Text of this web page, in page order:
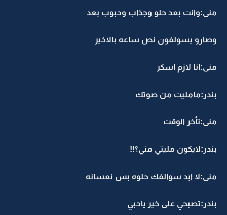
منى:وانت بعد حلو وجذاب وحبوب بعد
وصارو يسولفون نص ساعه بالاخير
منى:انا لازم اسكر
بندر:مامليت من صوتك
منى:تأخر الوقت
بندر:لايكون مليتي مني؟!!
منى:لا ابد سوالفك حلوه بس نعسانه
بندر:تصبحي على خير ياحبي